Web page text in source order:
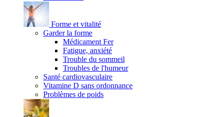
Forme et vitalité
Garder la forme
Médicament Fer
Fatigue, anxiété
Trouble du sommeil
Troubles de l'humeur
Santé cardiovasculaire
Vitamine D sans ordonnance
Problèmes de poids